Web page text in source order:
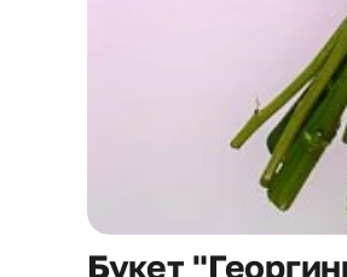
Букет